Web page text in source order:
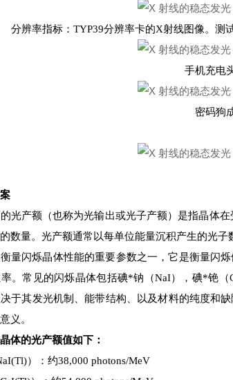
分辨率指标：TYP39分辨率卡的X射线图像。测
手机充电
密码狗
光产额（也称为光输出或光子产额）是指晶体
数量。光产额通常以每单位能量沉积产生的光子
量闪烁晶体性能的重要参数之一，它是衡量闪
。常见的闪烁晶体包括碘*钠（NaI），碘*铯
于其发光机制、能带结构、以及材料的纯度和
义。
体的光产额值如下：
）：约38,000 photons/MeV